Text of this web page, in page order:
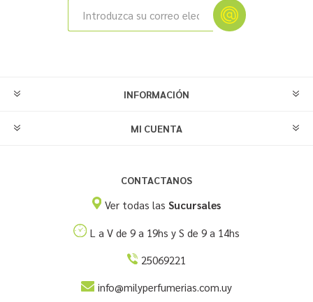
INFORMACIÓN
MI CUENTA
CONTACTANOS
Ver todas lasSucursales
L a V de 9 a 19hs y S de 9 a 14hs
25069221
info@milyperfumerias.com.uy